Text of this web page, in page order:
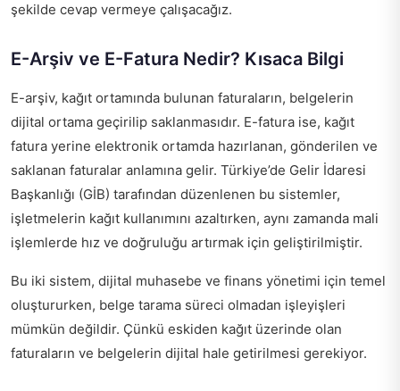
şekilde cevap vermeye çalışacağız.
E-Arşiv ve E-Fatura Nedir? Kısaca Bilgi
E-arşiv, kağıt ortamında bulunan faturaların, belgelerin
dijital ortama geçirilip saklanmasıdır. E-fatura ise, kağıt
fatura yerine elektronik ortamda hazırlanan, gönderilen ve
saklanan faturalar anlamına gelir. Türkiye’de Gelir İdaresi
Başkanlığı (GİB) tarafından düzenlenen bu sistemler,
işletmelerin kağıt kullanımını azaltırken, aynı zamanda mali
işlemlerde hız ve doğruluğu artırmak için geliştirilmiştir.
Bu iki sistem, dijital muhasebe ve finans yönetimi için temel
oluştururken, belge tarama süreci olmadan işleyişleri
mümkün değildir. Çünkü eskiden kağıt üzerinde olan
faturaların ve belgelerin dijital hale getirilmesi gerekiyor.